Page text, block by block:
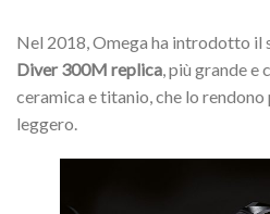
Nel 2018, Omega ha introdotto il
Diver 300M replica , più grande e
ceramica e titanio, che lo
leggero.